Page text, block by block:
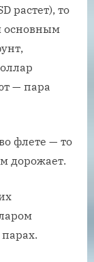
растет), то
основным
— пара
флете — то
дорожает.